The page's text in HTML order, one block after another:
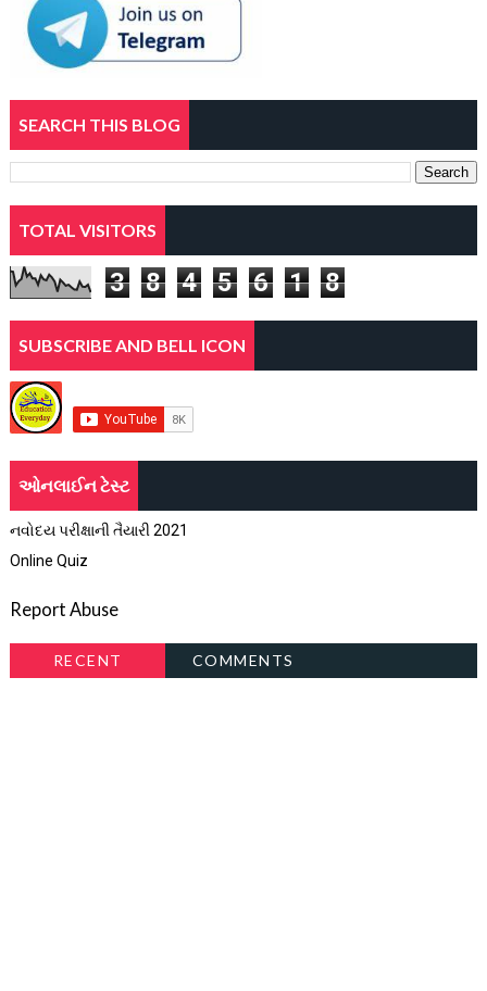
SEARCH THIS BLOG
TOTAL VISITORS
3 8 4 5 6 1 8
SUBSCRIBE AND BELL ICON
ઓનલાઈન ટેસ્ટ
નવોદય પરીક્ષાની તૈયારી 2021
Online Quiz
Report Abuse
RECENT COMMENTS